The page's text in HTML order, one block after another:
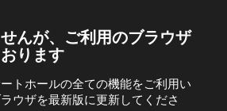
んが、ご利用のブラウザ
ります
トホールの全ての機能をご利用い
ウザを最新版に更新してくださ